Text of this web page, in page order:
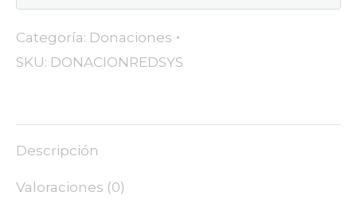
Categoría: Donaciones
SKU: DONACIONREDSYS
Descripción
Valoraciones (0)